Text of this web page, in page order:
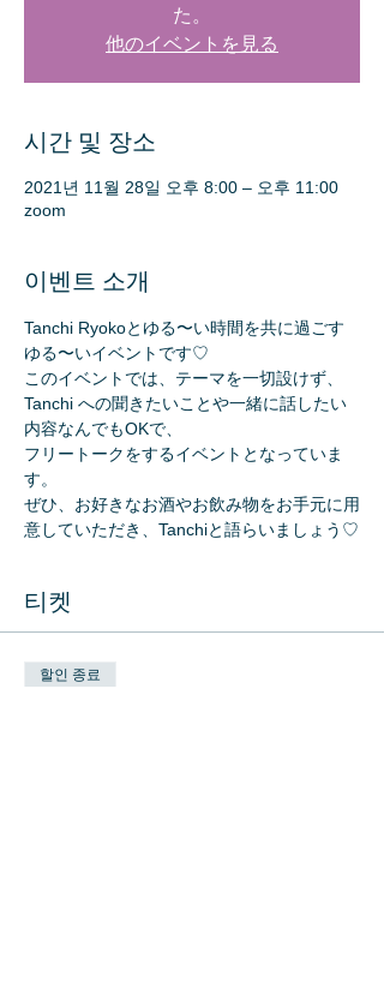
た。
他のイベントを見る
시간 및 장소
2021년 11월 28일 오후 8:00 – 오후 11:00
zoom
이벤트 소개
Tanchi Ryokoとゆる〜い時間を共に過ごす
ゆる〜いイベントです♡
このイベントでは、テーマを一切設けず、
Tanchi への聞きたいことや一緒に話したい
内容なんでもOKで、
フリートークをするイベントとなっていま
す。
ぜひ、お好きなお酒やお飲み物をお手元に用
意していただき、Tanchiと語らいましょう♡
티켓
할인 종료